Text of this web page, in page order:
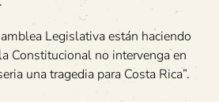
Legislativa están haciendo
Constitucional no intervenga en
una tragedia para Costa Rica”.